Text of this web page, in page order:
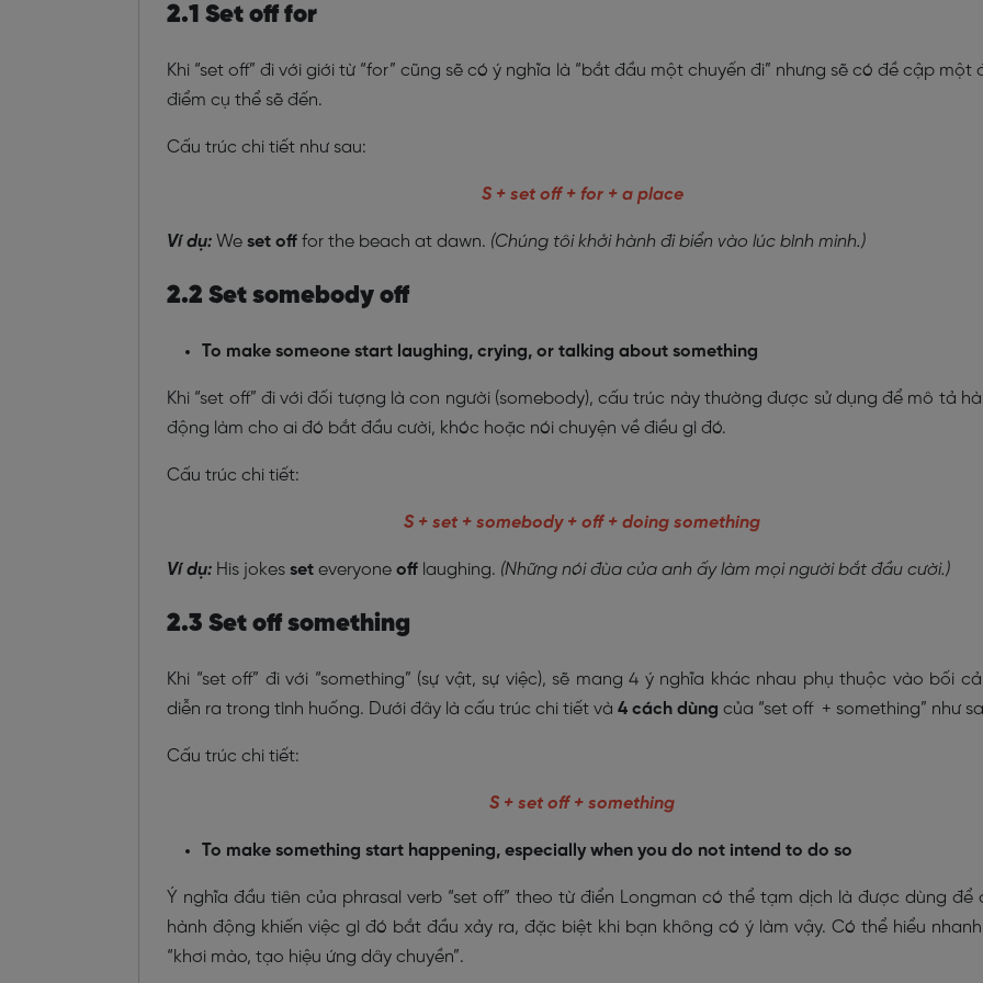
2.1 Set off for
Khi “set off” đi với giới từ “for” cũng sẽ có ý nghĩa là “bắt đầu một chuyến đi” nhưng sẽ có đề cập một
điểm cụ thể sẽ đến.
Cấu trúc chi tiết như sau:
S + set off + for + a place
Ví dụ: We set off for the beach at dawn. (Chúng tôi khởi hành đi biển vào lúc bình minh.)
2.2 Set somebody off
To make someone start laughing, crying, or talking about something
Khi “set off” đi với đối tượng là con người (somebody), cấu trúc này thường được sử dụng để mô tả
động làm cho ai đó bắt đầu cười, khóc hoặc nói chuyện về điều gì đó.
Cấu trúc chi tiết:
S + set + somebody + off + doing something
Ví dụ: His jokes set everyone off laughing. (Những nói đùa của anh ấy làm mọi người bắt đầu cười.)
2.3 Set off something
Khi “set off” đi với “something” (sự vật, sự việc), sẽ mang 4 ý nghĩa khác nhau phụ thuộc vào bối
diễn ra trong tình huống. Dưới đây là cấu trúc chi tiết và 4 cách dùng của “set off + something” như
Cấu trúc chi tiết:
S + set off + something
To make something start happening, especially when you do not intend to do so
Ý nghĩa đầu tiên của phrasal verb “set off” theo từ điển Longman có thể tạm dịch là được dùng để
hành động khiến việc gì đó bắt đầu xảy ra, đặc biệt khi bạn không có ý làm vậy. Có thể hiểu
“khơi mào, tạo hiệu ứng dây chuyền”.